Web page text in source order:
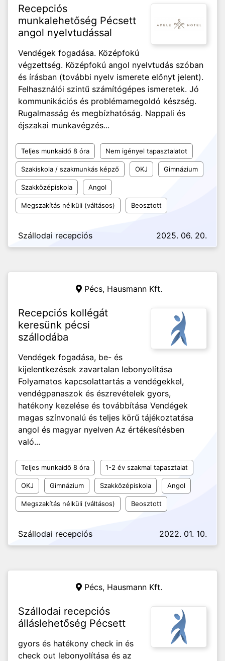
Recepciós
munkalehetőség Pécsett
angol nyelvtudással
Vendégek fogadása. Középfokú
végzettség. Középfokú angol nyelvtudás szóban
és írásban (további nyelv ismerete előnyt jelent).
Felhasználói szintű számítógépes ismeretek. Jó
kommunikációs és problémamegoldó készség.
Rugalmasság és megbízhatóság. Nappali és
éjszakai munkavégzés...
Teljes munkaidő 8 óra Nem igényel tapasztalatot
Szakiskola / szakmunkás képző OKJ Gimnázium
Szakközépiskola Angol
Megszakítás nélküli (váltásos) Beosztott
Szállodai recepciós 2025. 06. 20.
Pécs, Hausmann Kft.
Recepciós kollégát
keresünk pécsi
szállodába
Vendégek fogadása, be- és
kijelentkezések zavartalan lebonyolítása
Folyamatos kapcsolattartás a vendégekkel,
vendégpanaszok és észrevételek gyors,
hatékony kezelése és továbbítása Vendégek
magas színvonalú és teljes körű tájékoztatása
angol és magyar nyelven Az értékesítésben
való...
Teljes munkaidő 8 óra 1-2 év szakmai tapasztalat
OKJ Gimnázium Szakközépiskola Angol
Megszakítás nélküli (váltásos) Beosztott
Szállodai recepciós 2022. 01. 10.
Pécs, Hausmann Kft.
Szállodai recepciós
álláslehetőség Pécsett
gyors és hatékony check in és
check out lebonyolítása és az